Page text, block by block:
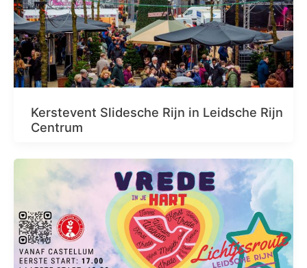
Kerstevent Slidesche Rijn in Leidsche Rijn
Centrum